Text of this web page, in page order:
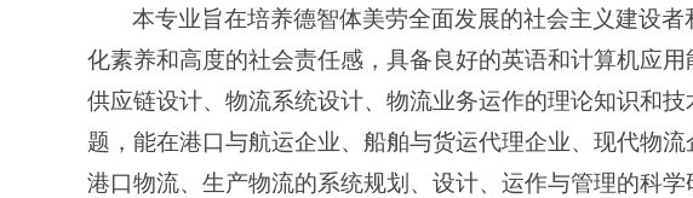
本专业旨在培养德智体美劳全面发展的社会主义建设
化素养和高度的社会责任感，具备良好的英语和计算机应用
供应链设计、物流系统设计、物流业务运作的理论知识和
题，能在港口与航运企业、船舶与货运代理企业、现代物
港口物流、生产物流的系统规划、设计、运作与管理的科